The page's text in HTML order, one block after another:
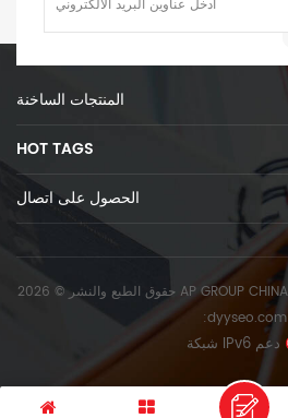
المنتجات الساخنة
HOT TAGS
الحصول على اتصال
:dyyseo.com
شبكة IPv6 دعم